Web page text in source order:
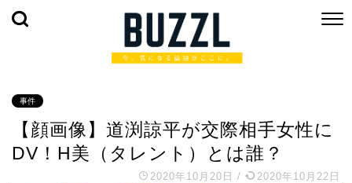
事件
【顔画像】道渕諒平が交際相手女性に
DV！H美（タレント）とは誰？
2020年10月20日 / 2020年10月22日